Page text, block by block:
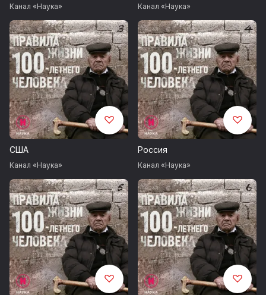
Канал «Наука» Канал «Наука»
США
Канал «Наука»
Россия
Канал «Наука»